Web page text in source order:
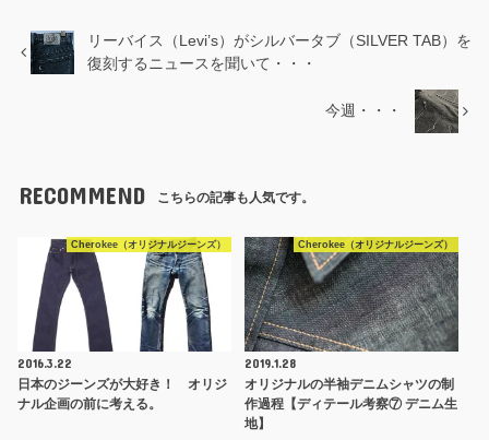
リーバイス（Levi’s）がシルバータブ（SILVER TAB）を
復刻するニュースを聞いて・・・
今週・・・
RECOMMEND こちらの記事も人気です。
Cherokee（オリジナルジーンズ）
2016.3.22
日本のジーンズが大好き！ オリジ
ナル企画の前に考える。
Cherokee（オリジナルジーンズ）
2019.1.28
オリジナルの半袖デニムシャツの制
作過程【ディテール考察⑦ デニム生
地】